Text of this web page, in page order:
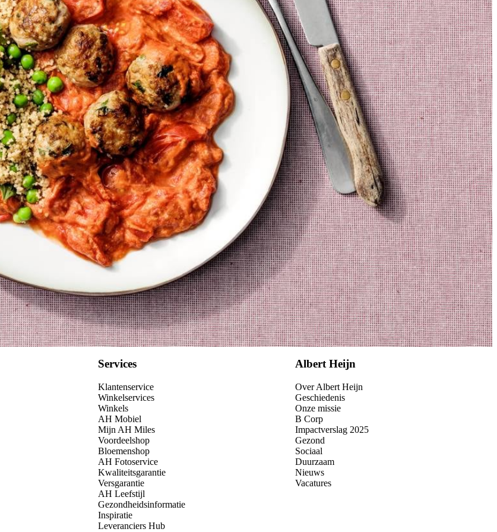
Kies producten
Services
Klantenservice
Winkelservices
Winkels
AH Mobiel
Mijn AH Miles
Voordeelshop
Bloemenshop
AH Fotoservice
Kwaliteitsgarantie
Versgarantie
AH Leefstijl
Gezondheidsinformatie
Inspiratie
Leveranciers Hub
Albert Heijn
Over Albert Heijn
Geschiedenis
Onze missie
B Corp
Impactverslag 2025
Gezond
Sociaal
Duurzaam
Nieuws
Vacatures